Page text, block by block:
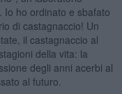
Io ho ordinato e sbafato
di castagnaccio! Un
il castagnaccio al
della vita: la
degli anni acerbi al
al futuro.